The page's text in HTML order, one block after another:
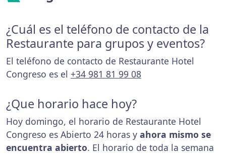
¿Cuál es el teléfono de contacto de la
Restaurante para grupos y eventos?
El teléfono de contacto de Restaurante Hotel
Congreso es el +34 981 81 99 08
¿Que horario hace hoy?
Hoy domingo, el horario de Restaurante Hotel
Congreso es Abierto 24 horas y ahora mismo se
encuentra abierto. El horario de toda la semana